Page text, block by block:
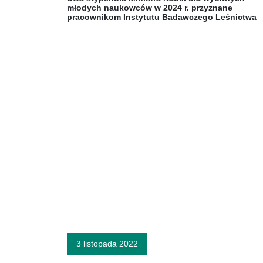
młodych naukowców w 2024 r. przyznane
pracownikom Instytutu Badawczego Leśnictwa
3 listopada 2022